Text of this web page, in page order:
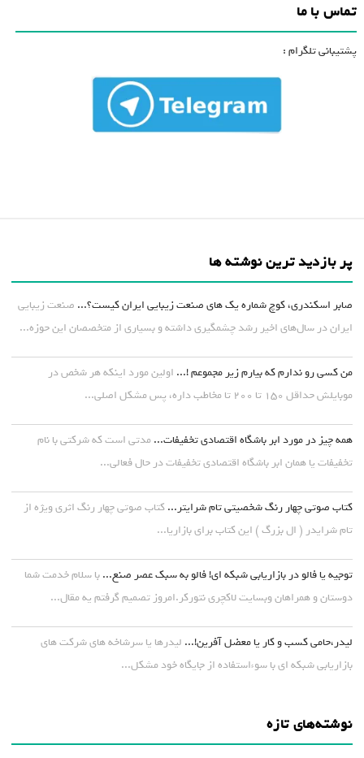
تماس با ما
پشتیبانی تلگرام :
پر بازدید ترین نوشته ها
صابر اسکندری، کوچ شماره یک های صنعت زیبایی ایران کیست؟... صنعت زیبایی
ایران در سال‌های اخیر رشد چشمگیری داشته و بسیاری از متخصصان این حوزه...
من کسی رو ندارم که بیارم زیر مجموعم !... اولین مورد اینکه هر شخص در
موبایلش حداقل ۱۵۰ تا ۲۰۰ تا مخاطب داره، پس مشکل اصلی...
همه چیز در مورد ابر باشگاه اقتصادی تخفیفات... مدتی است که شرکتی با نام
تخفیفات یا همان ابر باشگاه اقتصادی تخفیفات در حال فعالی...
کتاب صوتی چهار رنگ شخصیتی تام شرایتر... کتاب صوتی چهار رنگ اثری ویژه از
تام شرایدر ( ال بزرگ ) این کتاب برای بازاریا...
توجیه یا فالو در بازاریابی شبکه ای! فالو به سبک عصر صنع... با سلام خدمت شما
دوستان و همراهان وبسایت لاکچری نتورکر.امروز تصمیم گرفتم یه مقال...
لیدر،حامی کسب و کار یا معضل آفرین!... لیدرها یا سرشاخه های شرکت های
بازاریابی شبکه ای با سوءاستفاده از جایگاه خود مشکل...
نوشته‌های تازه